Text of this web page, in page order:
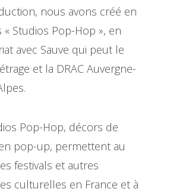
nous avons créé en
« Studios Pop-Hop », en
avec Sauve qui peut le
et la DRAC Auvergne-
Pop-Hop, décors de
pop-up, permettent au
festivals et autres
culturelles en France et à